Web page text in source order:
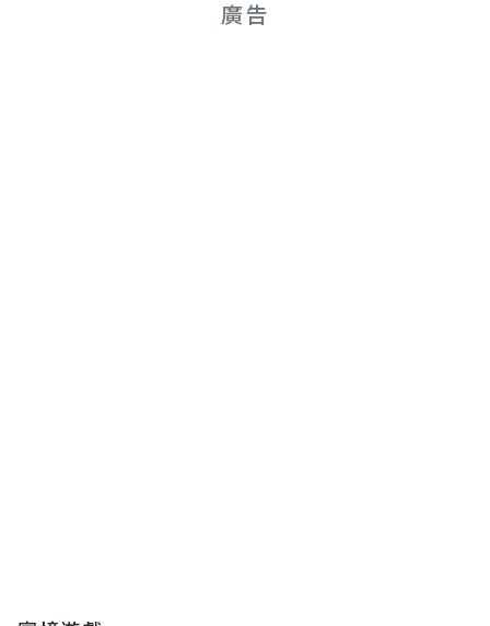
廣告